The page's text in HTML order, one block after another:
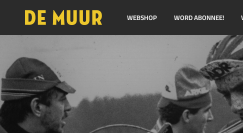
WEBSHOP WORD ABONNEE!